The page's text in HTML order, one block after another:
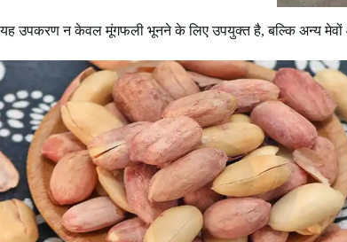
यह उपकरण न केवल मूंगफली भूनने के लिए उपयुक्त है, बल्कि अन्य